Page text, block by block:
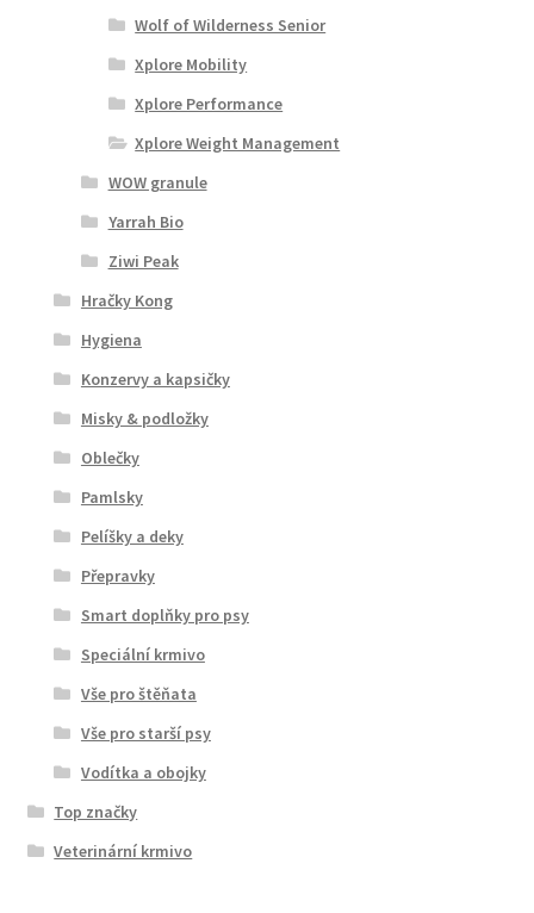
Wolf of Wilderness Senior
Xplore Mobility
Xplore Performance
Xplore Weight Management
WOW granule
Yarrah Bio
Ziwi Peak
Hračky Kong
Hygiena
Konzervy a kapsičky
Misky & podložky
Oblečky
Pamlsky
Pelíšky a deky
Přepravky
Smart doplňky pro psy
Speciální krmivo
Vše pro štěňata
Vše pro starší psy
Vodítka a obojky
Top značky
Veterinární krmivo